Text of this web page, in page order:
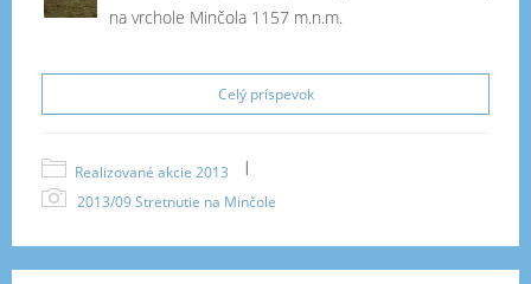
na vrchole Minčola 1157 m.n.m.
Celý príspevok
Realizované akcie 2013
|
2013/09 Stretnutie na Minčole